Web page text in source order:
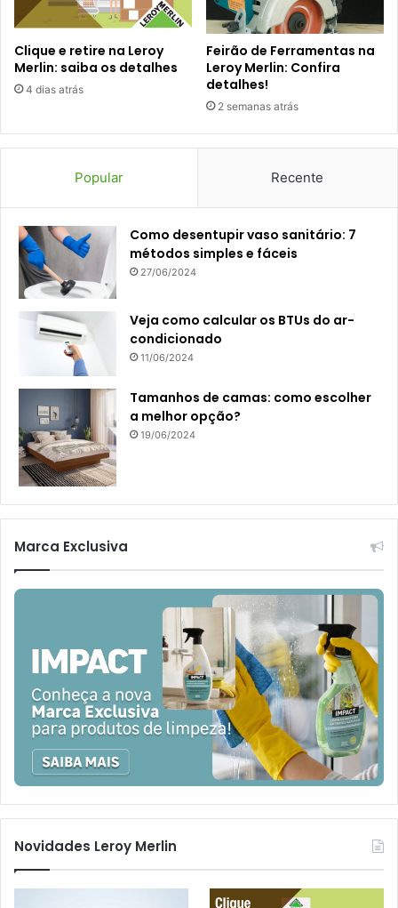
Clique e retire na Leroy
Merlin: saiba os detalhes
4 dias atrás
Feirão de Ferramentas na
Leroy Merlin: Confira
detalhes!
2 semanas atrás
Popular Recente
Como desentupir vaso sanitário: 7
métodos simples e fáceis
27/06/2024
Veja como calcular os BTUs do ar-
condicionado
11/06/2024
Tamanhos de camas: como escolher
a melhor opção?
19/06/2024
Marca Exclusiva
Novidades Leroy Merlin